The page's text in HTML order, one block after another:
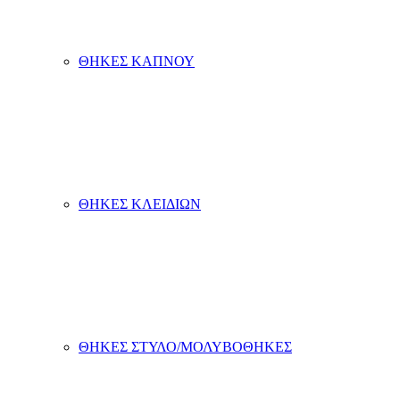
ΘΗΚΕΣ ΚΑΠΝΟΥ
ΘΗΚΕΣ ΚΛΕΙΔΙΩΝ
ΘΗΚΕΣ ΣΤΥΛΟ/ΜΟΛΥΒΟΘΗΚΕΣ